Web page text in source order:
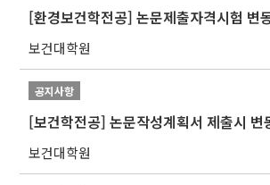
[환경보건학전공] 논문제출자격시험 변
보건대학원
공지사항
[보건학전공] 논문작성계획서 제출시 변
보건대학원